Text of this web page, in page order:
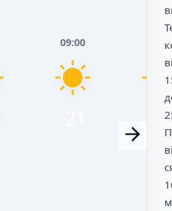
09:00 10:00